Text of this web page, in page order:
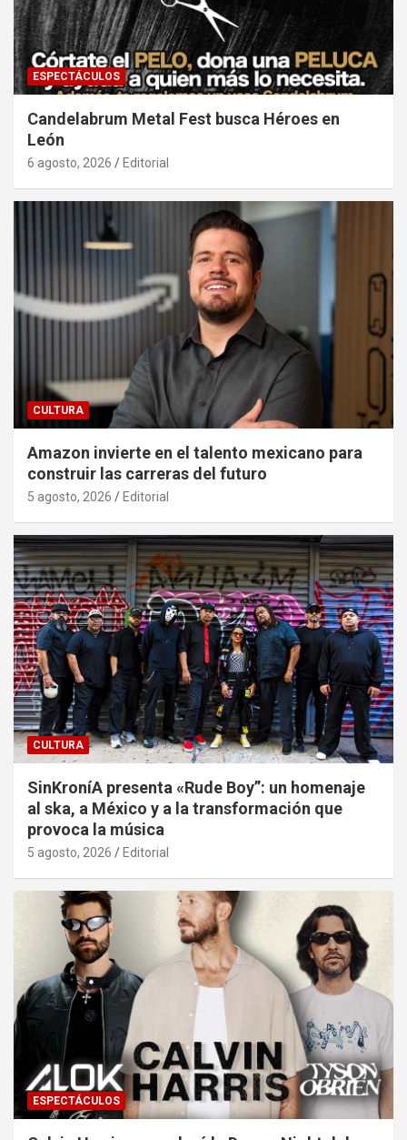
ESPECTÁCULOS
Candelabrum Metal Fest busca Héroes en
León
6 agosto, 2026 Editorial
CULTURA
Amazon invierte en el talento mexicano para
construir las carreras del futuro
5 agosto, 2026 Editorial
CULTURA
SinKroníA presenta «Rude Boy”: un homenaje
al ska, a México y a la transformación que
provoca la música
5 agosto, 2026 Editorial
ESPECTÁCULOS